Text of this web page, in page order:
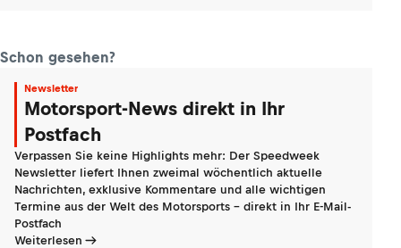
Schon gesehen?
Newsletter
Motorsport-News direkt in Ihr
Postfach
Verpassen Sie keine Highlights mehr: Der Speedweek
Newsletter liefert Ihnen zweimal wöchentlich aktuelle
Nachrichten, exklusive Kommentare und alle wichtigen
Termine aus der Welt des Motorsports - direkt in Ihr E-Mail-
Postfach
Weiterlesen